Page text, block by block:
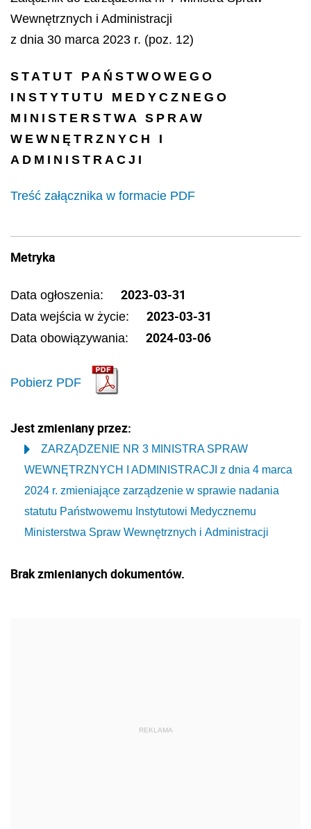
Wewnętrznych i Administracji
z dnia 30 marca 2023 r. (poz. 12)
STATUT PAŃSTWOWEGO
INSTYTUTU MEDYCZNEGO
MINISTERSTWA SPRAW
WEWNĘTRZNYCH I
ADMINISTRACJI
Treść załącznika w formacie PDF
Metryka
Data ogłoszenia: 2023-03-31
Data wejścia w życie: 2023-03-31
Data obowiązywania: 2024-03-06
Pobierz PDF
Jest zmieniany przez:
ZARZĄDZENIE NR 3 MINISTRA SPRAW
WEWNĘTRZNYCH I ADMINISTRACJI z dnia 4 marca
2024 r. zmieniające zarządzenie w sprawie nadania
statutu Państwowemu Instytutowi Medycznemu
Ministerstwa Spraw Wewnętrznych i Administracji
Brak zmienianych dokumentów.